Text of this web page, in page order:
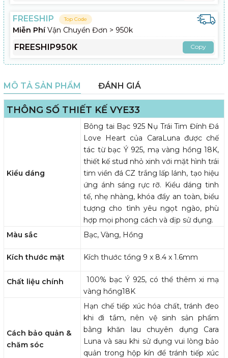
FREESHIP Top Code
Miễn PhíVận Chuyển Đơn > 950k
FREESHIP950K Copy
MÔ TẢ SẢN PHẨM ĐÁNH GIÁ
THÔNG SỐ THIẾT KẾ VYE33
Kiểu dáng
Bông tai Bạc 925 Nụ Trái Tim Đính Đá
Love Heart của CaraLuna được chế
tác từ bạc Ý 925, mạ vàng hồng 18K,
thiết kế stud nhỏ xinh với mặt hình trái
tim viền đá CZ trắng lấp lánh, tạo hiệu
ứng ánh sáng rực rỡ. Kiểu dáng tinh
tế, nhẹ nhàng, khóa đẩy an toàn, biểu
tượng cho tình yêu ngọt ngào, phù
hợp mọi phong cách và dịp sử dụng.
Màu sắc
Bạc, Vàng, Hồng
Kích thước mặt Kích thước tổng 9 x 8.4 x 1.6mm
Chất liệu chính
100% bạc Ý 925, có thể thêm xi mạ
vàng hồng18K
Cách bảo quản &
chăm sóc
Hạn chế tiếp xúc hóa chất, tránh đeo
khi đi tắm, nên vệ sinh sản phẩm
bằng khăn lau chuyên dụng Cara
Luna và sau khi sử dụng vui lòng bảo
quản trong hộp kín để tránh tiếp xúc